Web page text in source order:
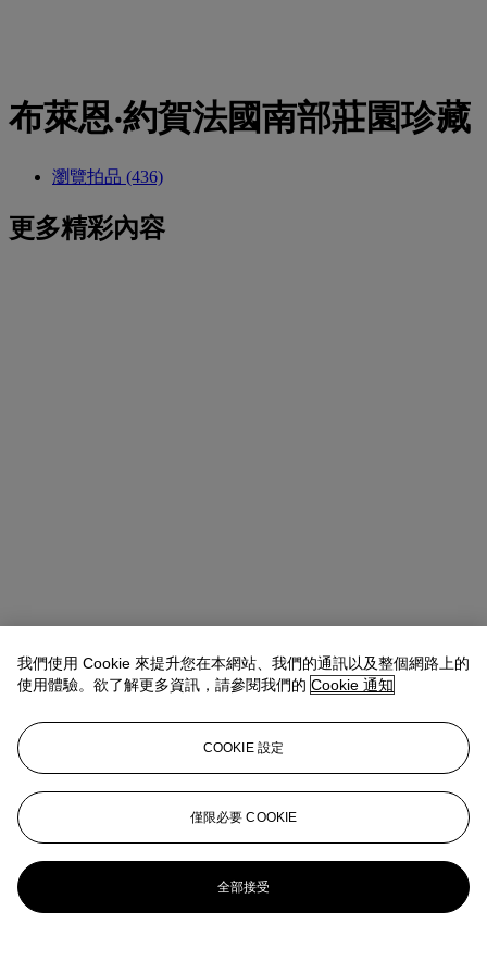
布萊恩‧約賀法國南部莊園珍藏
瀏覽拍品 (436)
更多精彩內容
我們使用 Cookie 來提升您在本網站、我們的通訊以及整個網路上的
使用體驗。欲了解更多資訊，請參閱我們的 Cookie 通知
COOKIE 設定
僅限必要 COOKIE
全部接受